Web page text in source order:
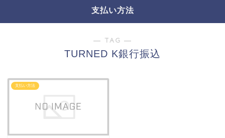
支払い方法
― TAG ―
TURNED K銀行振込
支払い方法